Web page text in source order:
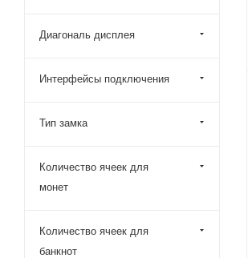
DBS
МойPOS
Диагональ дисплея
Интерфейсы подключения
Тип замка
Количество ячеек для
монет
Количество ячеек для
банкнот